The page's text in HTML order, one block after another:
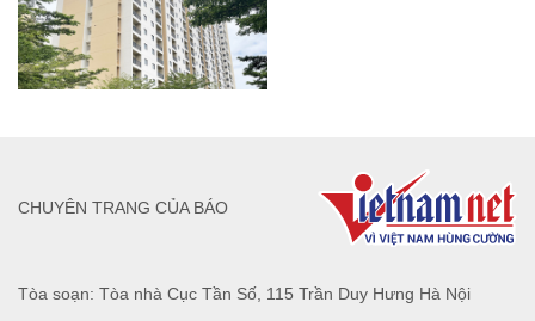
Tòa soạn: Tòa nhà Cục Tần Số, 115 Trần Duy Hưng Hà Nội
CHUYÊN TRANG CỦA BÁO